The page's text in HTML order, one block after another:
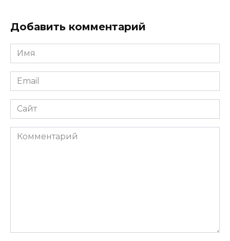
Добавить комментарий
Имя
*
Email
*
Сайт
Комментарий